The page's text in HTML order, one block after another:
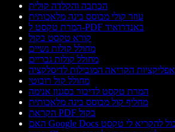
הכתבה והקלדה קולית
עוזר קולי מבוסס בינה מלאכותית
המרת טקסט ל-PDF באנדרואיד
קורא טקסט בקול
מחולל קולות נשיים
מחולל קולות גבריים
אפליקציות הקריאה המובילות לדיסלקציה
מחולל קול רובוטי
המרת טקסט לדיבור בסגנון אנימה
מחליף קול מבוסס בינה מלאכותית
הקראת PDF בקול